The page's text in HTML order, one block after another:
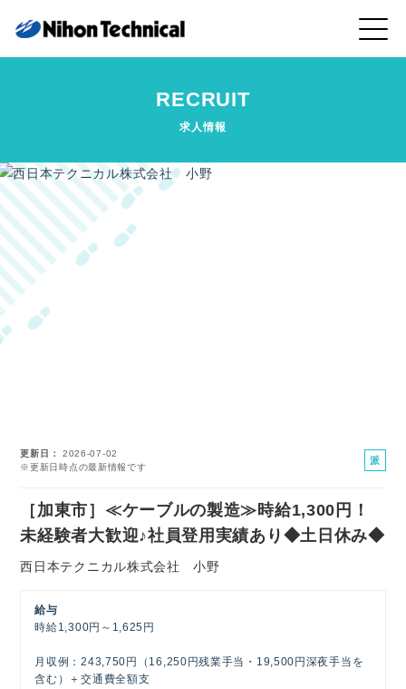
RECRUIT
求人情報
更新日
2026-07-02
※更新日時点の最新情報です
派
［加東市］≪ケーブルの製造≫時給1,300円！
未経験者大歓迎♪社員登用実績あり◆土日休み◆
西日本テクニカル株式会社 小野
給与
時給1,300円～1,625円
月収例：243,750円（16,250円残業手当・19,500円深夜手当を
含む）＋交通費全額支